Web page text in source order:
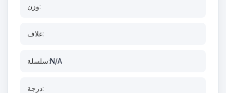
وزن:
غلاف:
سلسلة:N/A
درجة: